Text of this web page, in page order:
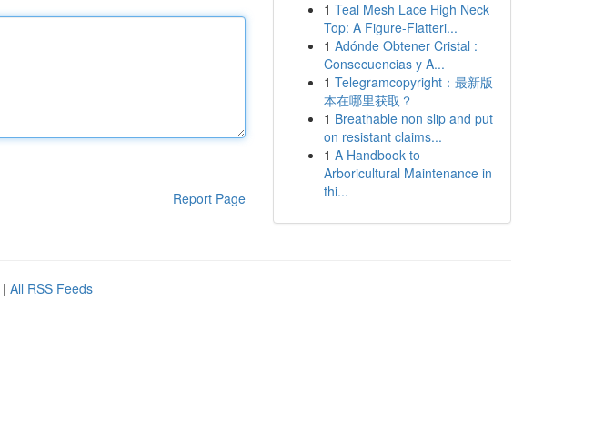
Report Page
1 Teal Mesh Lace High Neck
Top: A Figure-Flatteri...
1 Adónde Obtener Cristal :
Consecuencias y A...
1 Telegramcopyright：最新版
本在哪里获取？
1 Breathable non slip and put
on resistant claims...
1 A Handbook to
Arboricultural Maintenance in
thi...
| All RSS Feeds